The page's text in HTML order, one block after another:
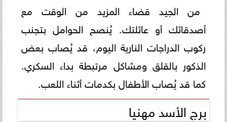
من الجيد قضاء المزيد من الوقت مع
أصدقائك أو عائلتك. يُنصح الحوامل بتجنب
ركوب الدراجات النارية اليوم، قد يُصاب بعض
الذكور بالقلق ومشاكل مرتبطة بداء السكري.
كما قد يُصاب الأطفال بكدمات أثناء اللعب.
برج الأسد مهنيا